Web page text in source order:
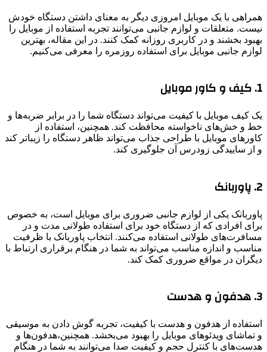
همراهی با یک موبایل امروزی دیگر به معنای داشتن دستگاه خودش
نیست. متعلقات و لوازم جانبی می‌توانند تجربه استفاده از موبایل را
بهبود بخشند و در کاربری روزانه کمک کنند. در این مقاله، بهترین
لوازم جانبی موبایل برای استفاده روزمره را معرفی می‌کنیم.
1. کیف و کاور موبایل
یک کیف موبایل با کیفیت می‌تواند دستگاه شما را در برابر ضربه‌ها و
خط و خش‌های ناخواسته محافظت کند. همچنین، استفاده از
کاورهای موبایل با طراحی جذاب می‌تواند ظاهر دستگاه را زیباتر کند
و از ساییدگی زودرس آن جلوگیری کند.
2. پاوربانک
پاوربانک یکی از لوازم جانبی ضروری برای موبایل است، به خصوص
برای افرادی که از دستگاه خود برای استفاده طولانی مدت و در
مسافرت‌های طولانی استفاده می‌کنند. انتخاب پاوربانک با ظرفیت
مناسب و اندازه مناسب می‌تواند به شما در هنگام برقراری ارتباط با
دیگران در مواقع ضروری کمک کند.
3. هدفون و هدست
استفاده از هدفون و هدست با کیفیت، تجربه گوش دادن به موسیقی
و تماشای ویدئوهای موبایل را بهبود می‌بخشد. همچنین،هدفون‌ها و
هدست‌های با کنترل حجم و کیفیت صدا می‌توانند به شما در هنگام